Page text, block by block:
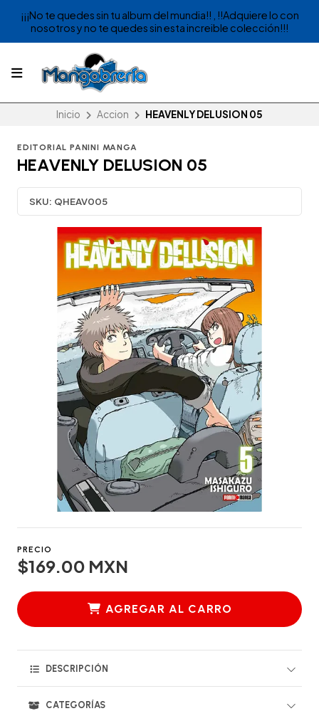
¡¡¡No te quedes sin tu album del mundia!! , !!Adquiere lo con
nosotros y no te quedes sin esta increible colección!!!
Inicio Accion HEAVENLY DELUSION 05
EDITORIAL PANINI MANGA
HEAVENLY DELUSION 05
SKU: QHEAV005
PRECIO
$169.00 MXN
AGREGAR AL CARRO
DESCRIPCIÓN
CATEGORÍAS